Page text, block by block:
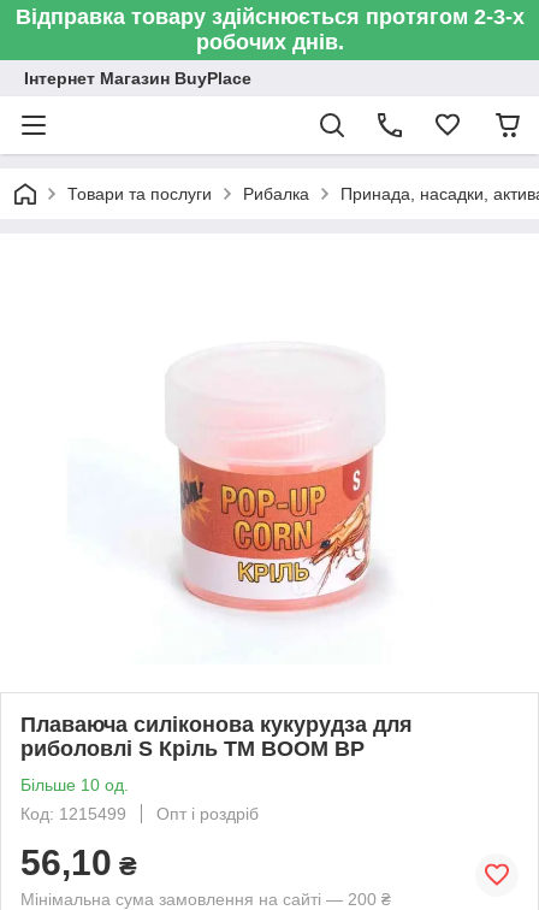
Відправка товару здійснюється протягом 2-3-х
робочих днів.
Інтернет Магазин BuyPlace
Товари та послуги Рибалка Принада, насадки,
Плаваюча силіконова кукурудза для
риболовлі S Кріль ТМ BOOM BP
Більше 10 од.
Код: 1215499
Опт і роздріб
56,10 ₴
Мінімальна сума замовлення на сайті — 200 ₴